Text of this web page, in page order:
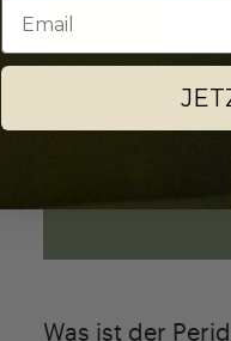
Was ist der